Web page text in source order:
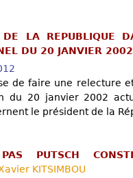
LA REPUBLIQUE
DU 20 JANVIER
de faire une relecture
du 20 janvier 2002
le président de la
PUTSCH
KITSIMBOU